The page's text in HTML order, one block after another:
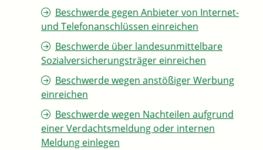
Beschwerde gegen Anbieter von Internet-
und Telefonanschlüssen einreichen
Beschwerde über landesunmittelbare
Sozialversicherungsträger einreichen
Beschwerde wegen anstößiger Werbung
einreichen
Beschwerde wegen Nachteilen aufgrund
einer Verdachtsmeldung oder internen
Meldung einlegen